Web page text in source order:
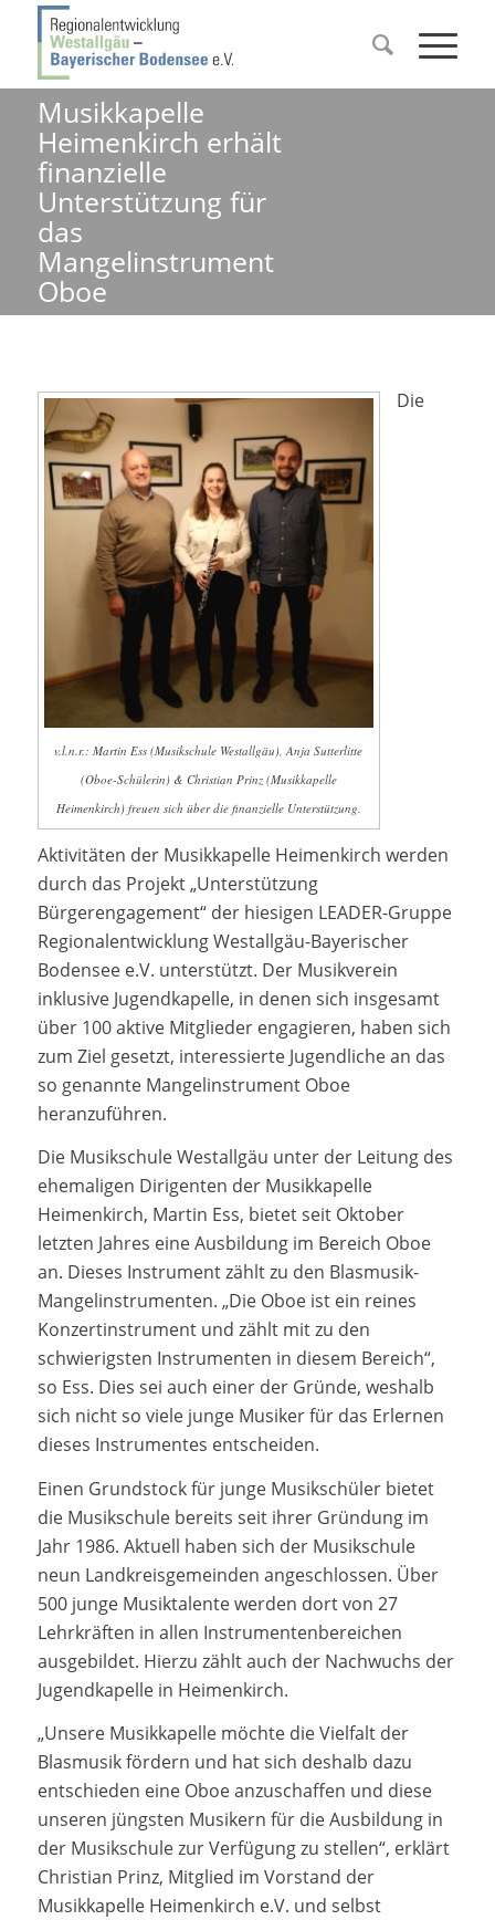
Musikkapelle
Heimenkirch erhält
finanzielle
Unterstützung für
das
Mangelinstrument
Oboe
v.l.n.r.: Martin Ess (Musikschule Westallgäu), Anja Sutterlitte
(Oboe-Schülerin) & Christian Prinz (Musikkapelle
Heimenkirch) freuen sich über die finanzielle Unterstützung.
Die
Aktivitäten der Musikkapelle Heimenkirch werden
durch das Projekt „Unterstützung
Bürgerengagement“ der hiesigen LEADER-Gruppe
Regionalentwicklung Westallgäu-Bayerischer
Bodensee e.V. unterstützt. Der Musikverein
inklusive Jugendkapelle, in denen sich insgesamt
über 100 aktive Mitglieder engagieren, haben sich
zum Ziel gesetzt, interessierte Jugendliche an das
so genannte Mangelinstrument Oboe
heranzuführen.
Die Musikschule Westallgäu unter der Leitung des
ehemaligen Dirigenten der Musikkapelle
Heimenkirch, Martin Ess, bietet seit Oktober
letzten Jahres eine Ausbildung im Bereich Oboe
an. Dieses Instrument zählt zu den Blasmusik-
Mangelinstrumenten. „Die Oboe ist ein reines
Konzertinstrument und zählt mit zu den
schwierigsten Instrumenten in diesem Bereich“,
so Ess. Dies sei auch einer der Gründe, weshalb
sich nicht so viele junge Musiker für das Erlernen
dieses Instrumentes entscheiden.
Einen Grundstock für junge Musikschüler bietet
die Musikschule bereits seit ihrer Gründung im
Jahr 1986. Aktuell haben sich der Musikschule
neun Landkreisgemeinden angeschlossen. Über
500 junge Musiktalente werden dort von 27
Lehrkräften in allen Instrumentenbereichen
ausgebildet. Hierzu zählt auch der Nachwuchs der
Jugendkapelle in Heimenkirch.
„Unsere Musikkapelle möchte die Vielfalt der
Blasmusik fördern und hat sich deshalb dazu
entschieden eine Oboe anzuschaffen und diese
unseren jüngsten Musikern für die Ausbildung in
der Musikschule zur Verfügung zu stellen“, erklärt
Christian Prinz, Mitglied im Vorstand der
Musikkapelle Heimenkirch e.V. und selbst